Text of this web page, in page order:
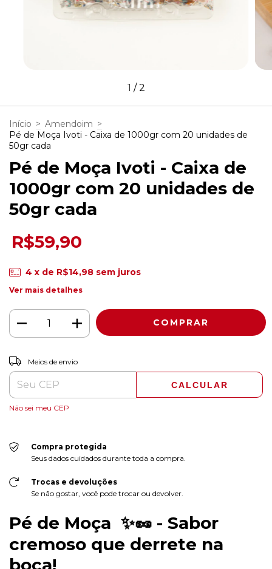
1 /2
Início > Amendoim >
Pé de Moça Ivoti - Caixa de 1000gr com 20 unidades de
50gr cada
Pé de Moça Ivoti - Caixa de
1000gr com 20 unidades de
50gr cada
R$59,90
4 x de R$14,98 sem juros
Ver mais detalhes
Entregas para o CEP:
Meios de envio
CALCULAR
Não sei meu CEP
Compra protegida
Seus dados cuidados durante toda a compra.
Trocas e devoluções
Se não gostar, você pode trocar ou devolver.
Pé de Moça ✨🥜 - Sabor
cremoso que derrete na
boca!